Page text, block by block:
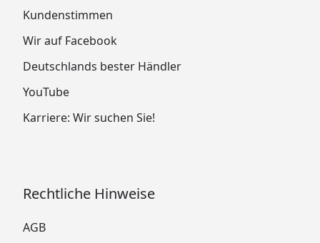
Kundenstimmen
Wir auf Facebook
Deutschlands bester Händler
YouTube
Karriere: Wir suchen Sie!
Rechtliche Hinweise
AGB